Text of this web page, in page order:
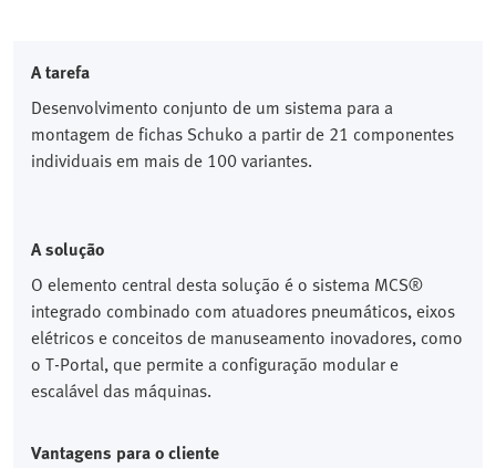
A tarefa
Desenvolvimento conjunto de um sistema para a
montagem de fichas Schuko a partir de 21 componentes
individuais em mais de 100 variantes.
A solução
O elemento central desta solução é o sistema MCS®
integrado combinado com atuadores pneumáticos, eixos
elétricos e conceitos de manuseamento inovadores, como
o T-Portal, que permite a configuração modular e
escalável das máquinas.
Vantagens para o cliente